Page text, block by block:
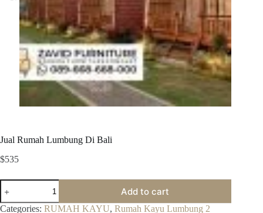
Jual Rumah Lumbung Di Bali
$535
Jual
Rumah
Lumbung
Add to cart
Categories: RUMAH KAYU, Rumah Kayu Lumbung 2